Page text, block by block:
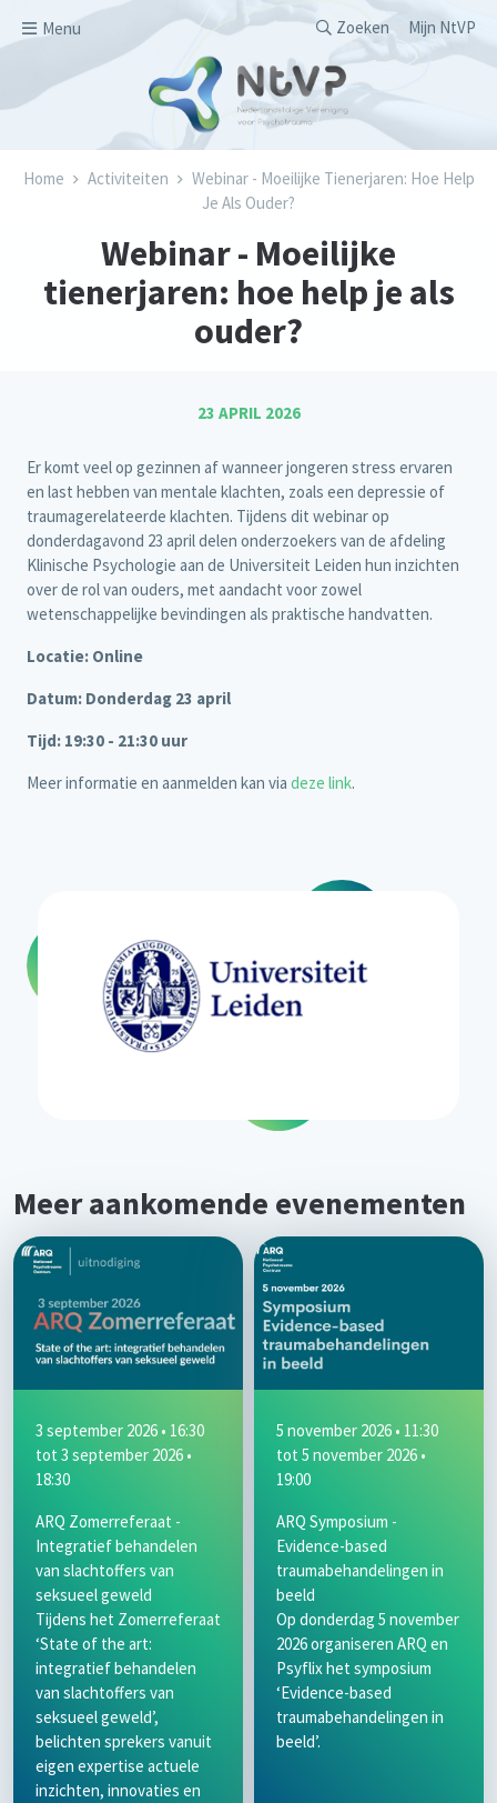
Menu
Secondary
Zoeken Mijn NtVP
Kruimelpad
Home Activiteiten
Webinar - Moeilijke Tienerjaren: Hoe Help
Je Als Ouder?
Webinar - Moeilijke
tienerjaren: hoe help je als
ouder?
23 APRIL 2026
Er komt veel op gezinnen af wanneer jongeren stress ervaren
en last hebben van mentale klachten, zoals een depressie of
traumagerelateerde klachten. Tijdens dit webinar op
donderdagavond 23 april delen onderzoekers van de afdeling
Klinische Psychologie aan de Universiteit Leiden hun inzichten
over de rol van ouders, met aandacht voor zowel
wetenschappelijke bevindingen als praktische handvatten.
Locatie: Online
Datum: Donderdag 23 april
Tijd: 19:30 - 21:30 uur
Meer informatie en aanmelden kan via deze link.
Meer aankomende evenementen
3 september 2026 • 16:30
tot 3 september 2026 •
18:30
ARQ Zomerreferaat -
Integratief behandelen
van slachtoffers van
seksueel geweld
Tijdens het Zomerreferaat
‘State of the art:
integratief behandelen
van slachtoffers van
seksueel geweld’,
belichten sprekers vanuit
eigen expertise actuele
inzichten, innovaties en
5 november 2026 • 11:30
tot 5 november 2026 •
19:00
ARQ Symposium -
Evidence-based
traumabehandelingen in
beeld
Op donderdag 5 november
2026 organiseren ARQ en
Psyflix het symposium
‘Evidence-based
traumabehandelingen in
beeld’.